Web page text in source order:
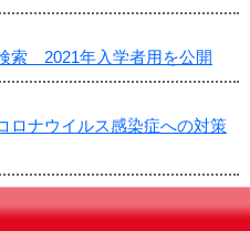
索 2021年入学者用を公開
ロナウイルス感染症への対策